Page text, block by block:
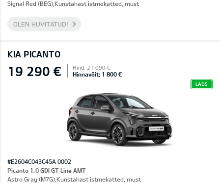
Signal Red (BEG),Kunstahast istmekatted, must
OLEN HUVITATUD!
KIA PICANTO
19 290 € Hind: 21 090 €
Hinnavõit: 1 800 €
LAOS
#E2604C043C45A 0002
Picanto 1,0 GDI GT Line AMT
Astro Gray (M7G),Kunstahast istmekatted, must